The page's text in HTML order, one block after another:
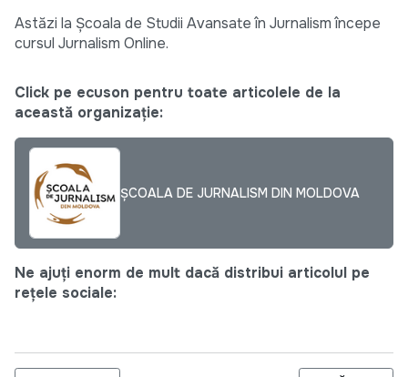
Astăzi la Școala de Studii Avansate în Jurnalism începe
cursul Jurnalism Online.
Click pe ecuson pentru toate articolele de la
această organizație:
ȘCOALA DE JURNALISM DIN MOLDOVA
Ne ajuți enorm de mult dacă distribui articolul pe
rețele sociale: